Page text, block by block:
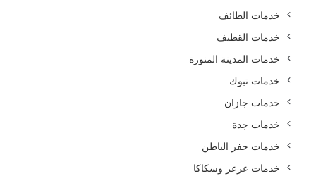
خدمات الطائف
خدمات القطيف
خدمات المدينة المنورة
خدمات تبوك
خدمات جازان
خدمات جدة
خدمات حفر الباطن
خدمات عرعر وسكاكا